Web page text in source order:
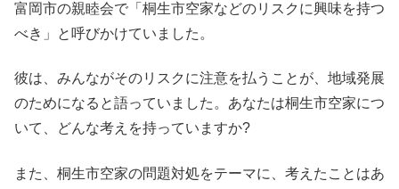
富岡市の親睦会で「桐生市空家などのリスクに興味を持つ
べき」と呼びかけていました。
彼は、みんながそのリスクに注意を払うことが、地域発展
のためになると語っていました。あなたは桐生市空家につ
いて、どんな考えを持っていますか?
また、桐生市空家の問題対処をテーマに、考えたことはあ